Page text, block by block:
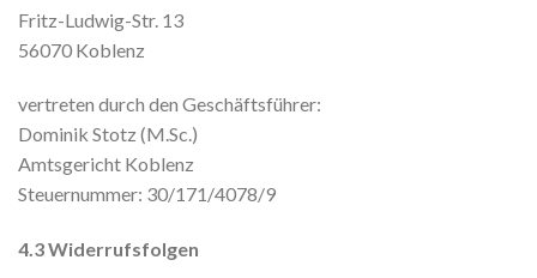
Fritz-Ludwig-Str. 13
56070 Koblenz
vertreten durch den Geschäftsführer:
Dominik Stotz (M.Sc.)
Amtsgericht Koblenz
Steuernummer: 30/171/4078/9
4.3 Widerrufsfolgen